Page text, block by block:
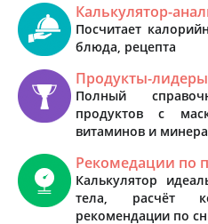
Калькулятор-
Посчитает
блюда, рецепта
Продукты-лидеры
Полный
продуктов с
витаминов и
Рекомедации по
Калькулятор
тела, расчёт
рекомендации по